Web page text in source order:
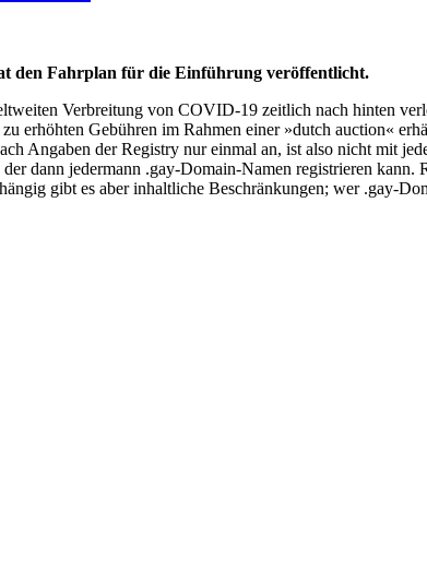
den Fahrplan für die Einführung veröffentlicht.
Verbreitung von COVID-19 zeitlich nach hinten
Gebühren im Rahmen einer »dutch auction«
Angaben der Registry nur einmal an, ist also nicht mit
dann jedermann .gay-Domain-Namen registrieren kann.
gibt es aber inhaltliche Beschränkungen; wer .gay-